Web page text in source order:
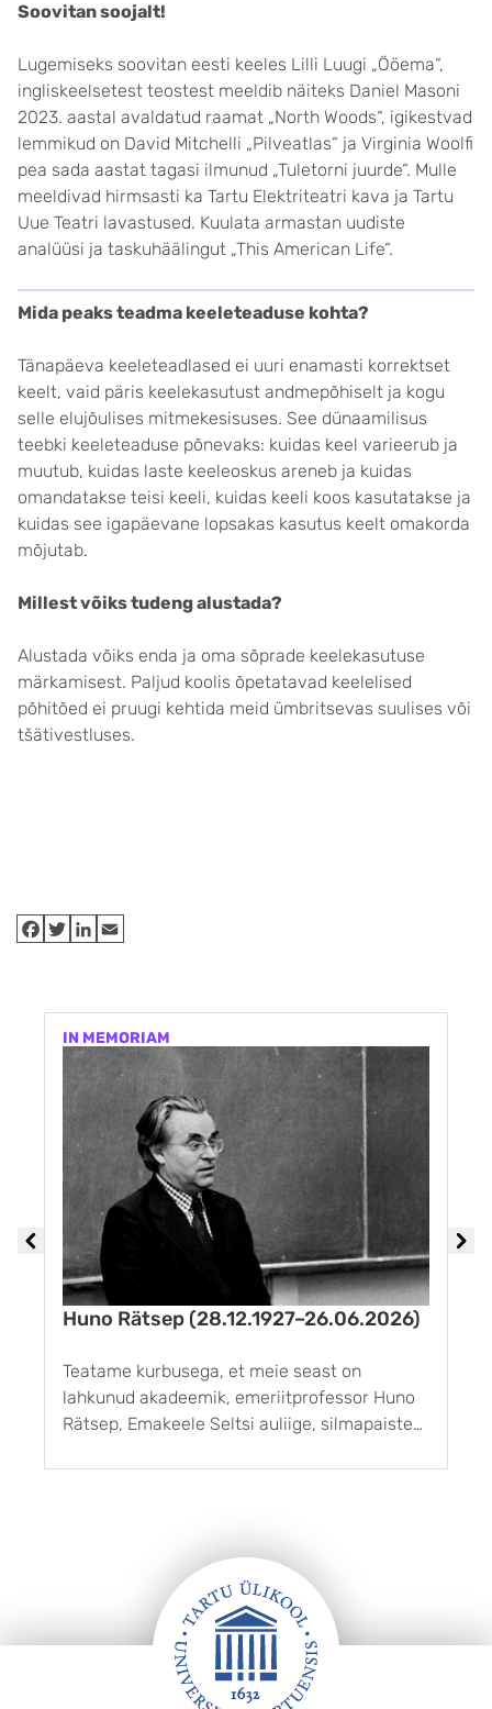
Soovitan soojalt!
Lugemiseks soovitan eesti keeles Lilli Luugi „Ööema“,
ingliskeelsetest teostest meeldib näiteks Daniel Masoni
2023. aastal avaldatud raamat „North Woods“, igikestvad
lemmikud on David Mitchelli „Pilveatlas“ ja Virginia Woolfi
pea sada aastat tagasi ilmunud „Tuletorni juurde“. Mulle
meeldivad hirmsasti ka Tartu Elektriteatri kava ja Tartu
Uue Teatri lavastused. Kuulata armastan uudiste
analüüsi ja taskuhäälingut „This American Life“.
Mida peaks teadma keeleteaduse kohta?
Tänapäeva keeleteadlased ei uuri enamasti korrektset
keelt, vaid päris keelekasutust andmepõhiselt ja kogu
selle elujõulises mitmekesisuses. See dünaamilisus
teebki keeleteaduse põnevaks: kuidas keel varieerub ja
muutub, kuidas laste keeleoskus areneb ja kuidas
omandatakse teisi keeli, kuidas keeli koos kasutatakse ja
kuidas see igapäevane lopsakas kasutus keelt omakorda
mõjutab.
Millest võiks tudeng alustada?
Alustada võiks enda ja oma sõprade keelekasutuse
märkamisest. Paljud koolis õpetatavad keelelised
põhitõed ei pruugi kehtida meid ümbritsevas suulises või
tšätivestluses.
IN MEMORIAM
Huno Rätsep (28.12.1927–26.06.2026)
Teatame kurbusega, et meie seast on
lahkunud akadeemik, emeriitprofessor Huno
Rätsep, Emakeele Seltsi auliige, silmapaistev
keeleteaduse uuendaja ja järjepidevuse
keele ja sugulaskeelte ajalugu ...